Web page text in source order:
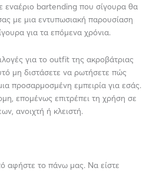
εναέριο bartending που σίγουρα θα
με μια εντυπωσιακή παρουσίαση
για τα επόμενα χρόνια.
για το outfit της ακροβάτριας
μη διστάσετε να ρωτήσετε πώς
προσαρμοσμένη εμπειρία για εσάς.
επομένως επιτρέπει τη χρήση σε
ανοιχτή ή κλειστή.
αφήστε το πάνω μας. Να είστε